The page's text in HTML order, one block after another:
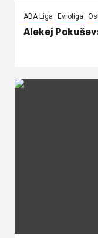
ABA Liga Evroliga
Alekej